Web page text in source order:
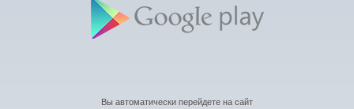
Вы автоматически перейдете на сайт